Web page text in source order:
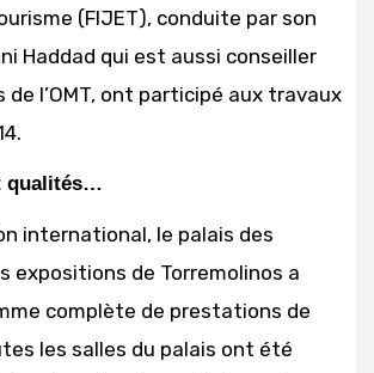
(FIJET), conduite par son
Haddad qui est aussi conseiller
de l’OMT, ont participé aux travaux
qualités…
international, le palais des
expositions de Torremolinos a
complète de prestations de
les salles du palais ont été